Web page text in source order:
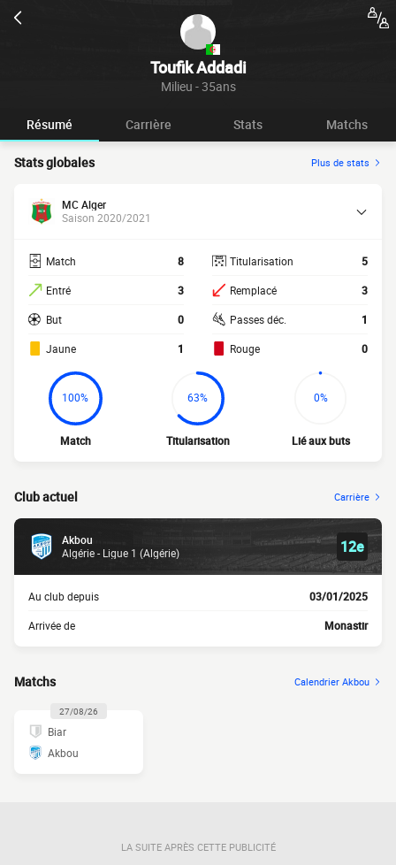
Toufik Addadi
Milieu - 35ans
Résumé Carrière Stats Matchs
Stats globales Plus de stats
MC Alger
Saison 2020/2021
Match 8
Entré 3
But 0
Jaune 1
Titularisation 5
Remplacé 3
Passes déc. 1
Rouge 0
100%
Match
63%
Titularisation
0%
Lié aux buts
Club actuel Carrière
Akbou
Algérie - Ligue 1 (Algérie)
12e
Au club depuis 03/01/2025
Arrivée de Monastir
Matchs Calendrier Akbou
27/08/26
Biar
Akbou
LA SUITE APRÈS CETTE PUBLICITÉ